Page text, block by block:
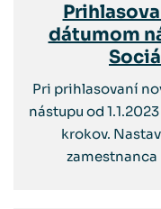
dátumom
Pri prihlasovaní
nástupu od
krokov.
zamestnanca